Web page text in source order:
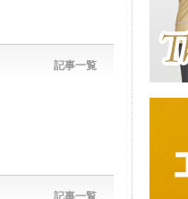
記事一覧
記事一覧